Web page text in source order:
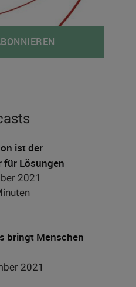
ist der
für Lösungen
2021
bringt Menschen
2021